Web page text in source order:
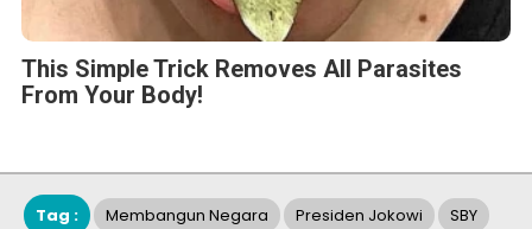
This Simple Trick Removes All Parasites
From Your Body!
Tag : Membangun Negara Presiden Jokowi SBY